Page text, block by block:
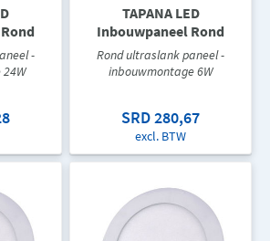
-
TAPANA LED
Inbouwpaneel Rond
Rond ultraslank paneel -
inbouwmontage 6W
SRD 280,67
excl. BTW